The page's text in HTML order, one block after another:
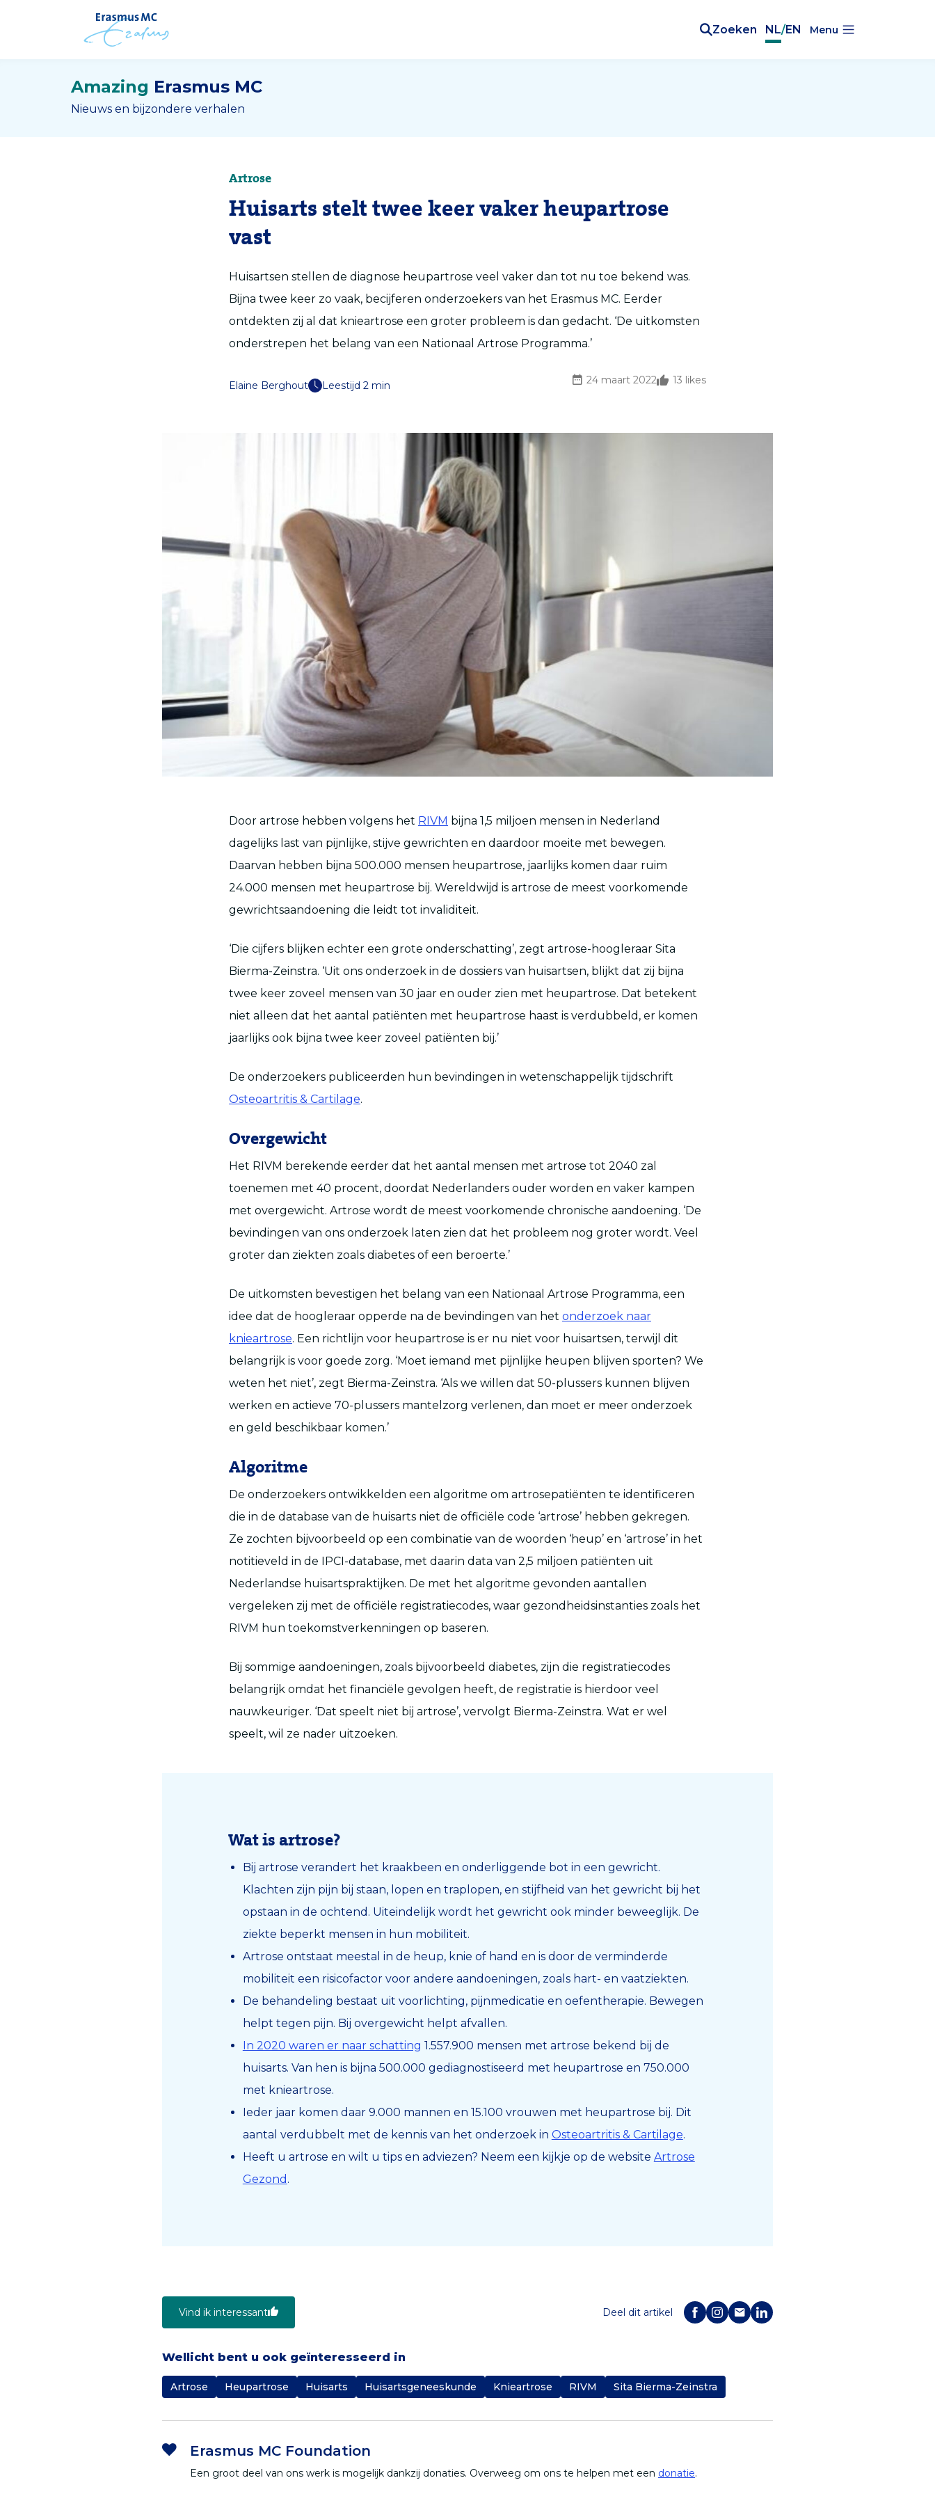
Zoeken NL/EN Menu
Amazing Erasmus MC
Nieuws en bijzondere verhalen
Artrose
Huisarts stelt twee keer vaker heupartrose
vast
Huisartsen stellen de diagnose heupartrose veel vaker dan tot nu toe bekend was.
Bijna twee keer zo vaak, becijferen onderzoekers van het Erasmus MC. Eerder
ontdekten zij al dat knieartrose een groter probleem is dan gedacht. ‘De uitkomsten
onderstrepen het belang van een Nationaal Artrose Programma.’
Elaine Berghout Leestijd 2 min 24 maart 2022 13 likes
Door artrose hebben volgens het RIVM bijna 1,5 miljoen mensen in Nederland
dagelijks last van pijnlijke, stijve gewrichten en daardoor moeite met bewegen.
Daarvan hebben bijna 500.000 mensen heupartrose, jaarlijks komen daar ruim
24.000 mensen met heupartrose bij. Wereldwijd is artrose de meest voorkomende
gewrichtsaandoening die leidt tot invaliditeit.
‘Die cijfers blijken echter een grote onderschatting’, zegt artrose-hoogleraar Sita
Bierma-Zeinstra. ‘Uit ons onderzoek in de dossiers van huisartsen, blijkt dat zij bijna
twee keer zoveel mensen van 30 jaar en ouder zien met heupartrose. Dat betekent
niet alleen dat het aantal patiënten met heupartrose haast is verdubbeld, er komen
jaarlijks ook bijna twee keer zoveel patiënten bij.’
De onderzoekers publiceerden hun bevindingen in wetenschappelijk tijdschrift
Osteoartritis & Cartilage.
Overgewicht
Het RIVM berekende eerder dat het aantal mensen met artrose tot 2040 zal
toenemen met 40 procent, doordat Nederlanders ouder worden en vaker kampen
met overgewicht. Artrose wordt de meest voorkomende chronische aandoening. ‘De
bevindingen van ons onderzoek laten zien dat het probleem nog groter wordt. Veel
groter dan ziekten zoals diabetes of een beroerte.’
De uitkomsten bevestigen het belang van een Nationaal Artrose Programma, een
idee dat de hoogleraar opperde na de bevindingen van het onderzoek naar
knieartrose. Een richtlijn voor heupartrose is er nu niet voor huisartsen, terwijl dit
belangrijk is voor goede zorg. ‘Moet iemand met pijnlijke heupen blijven sporten? We
weten het niet’, zegt Bierma-Zeinstra. ‘Als we willen dat 50-plussers kunnen blijven
werken en actieve 70-plussers mantelzorg verlenen, dan moet er meer onderzoek
en geld beschikbaar komen.’
Algoritme
De onderzoekers ontwikkelden een algoritme om artrosepatiënten te identificeren
die in de database van de huisarts niet de officiële code ‘artrose’ hebben gekregen.
Ze zochten bijvoorbeeld op een combinatie van de woorden ‘heup’ en ‘artrose’ in het
notitieveld in de IPCI-database, met daarin data van 2,5 miljoen patiënten uit
Nederlandse huisartspraktijken. De met het algoritme gevonden aantallen
vergeleken zij met de officiële registratiecodes, waar gezondheidsinstanties zoals het
RIVM hun toekomstverkenningen op baseren.
Bij sommige aandoeningen, zoals bijvoorbeeld diabetes, zijn die registratiecodes
belangrijk omdat het financiële gevolgen heeft, de registratie is hierdoor veel
nauwkeuriger. ‘Dat speelt niet bij artrose’, vervolgt Bierma-Zeinstra. Wat er wel
speelt, wil ze nader uitzoeken.
Wat is artrose?
Bij artrose verandert het kraakbeen en onderliggende bot in een gewricht.
Klachten zijn pijn bij staan, lopen en traplopen, en stijfheid van het gewricht bij het
opstaan in de ochtend. Uiteindelijk wordt het gewricht ook minder beweeglijk. De
ziekte beperkt mensen in hun mobiliteit.
Artrose ontstaat meestal in de heup, knie of hand en is door de verminderde
mobiliteit een risicofactor voor andere aandoeningen, zoals hart- en vaatziekten.
De behandeling bestaat uit voorlichting, pijnmedicatie en oefentherapie. Bewegen
helpt tegen pijn. Bij overgewicht helpt afvallen.
In 2020 waren er naar schatting 1.557.900 mensen met artrose bekend bij de
huisarts. Van hen is bijna 500.000 gediagnostiseerd met heupartrose en 750.000
met knieartrose.
Ieder jaar komen daar 9.000 mannen en 15.100 vrouwen met heupartrose bij. Dit
aantal verdubbelt met de kennis van het onderzoek in Osteoartritis & Cartilage.
Heeft u artrose en wilt u tips en adviezen? Neem een kijkje op de website Artrose
Gezond .
Vind ik interessant Deel dit artikel
Wellicht bent u ook geïnteresseerd in
Artrose Heupartrose Huisarts Huisartsgeneeskunde Knieartrose RIVM Sita Bierma-Zeinstra
Erasmus MC Foundation
Een groot deel van ons werk is mogelijk dankzij donaties. Overweeg om ons te helpen met een donatie.